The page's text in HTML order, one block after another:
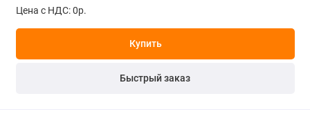
Цена с НДС: 0р.
Купить
Быстрый заказ